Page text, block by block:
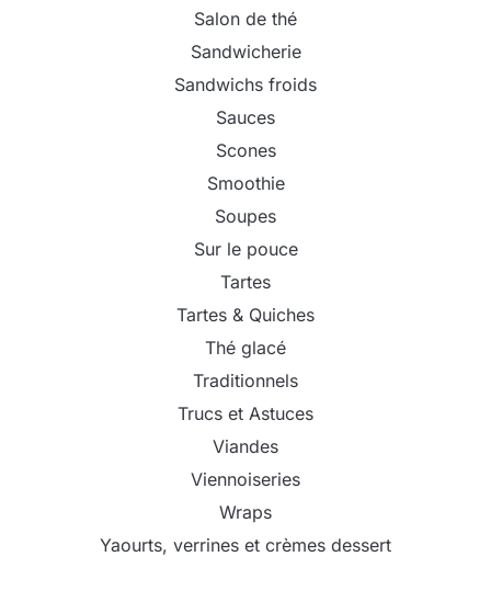
Salon de thé
Sandwicherie
Sandwichs froids
Sauces
Scones
Smoothie
Soupes
Sur le pouce
Tartes
Tartes & Quiches
Thé glacé
Traditionnels
Trucs et Astuces
Viandes
Viennoiseries
Wraps
Yaourts, verrines et crèmes dessert